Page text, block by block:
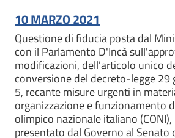
10 MARZO 2021
Questione di fiducia posta dal
con il Parlamento D'Incà
modificazioni, dell'articolo unico
conversione del decreto-legge 29
5, recante misure urgenti in
organizzazione e funzionamento
olimpico nazionale italiano
presentato dal Governo al Senato